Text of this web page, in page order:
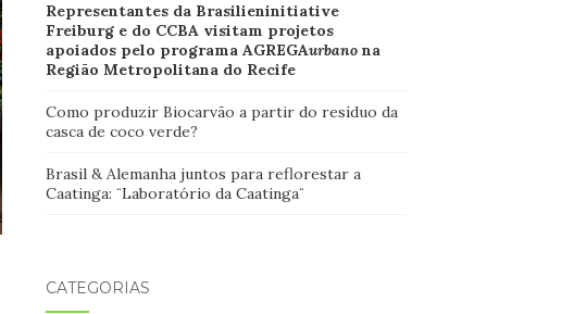
Representantes da Brasilieninitiative
Freiburg e do CCBA visitam projetos
apoiados pelo programa AGREGAurbanona
Região Metropolitana do Recife
Como produzir Biocarvão a partir do resíduo da
casca de coco verde?
Brasil & Alemanha juntos para reflorestar a
Caatinga: ¨Laboratório da Caatinga¨
CATEGORIAS